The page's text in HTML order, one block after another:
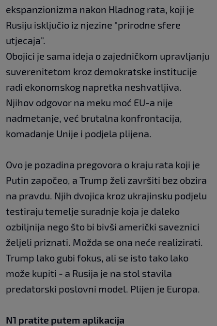
ekspanzionizma nakon Hladnog rata, koji je
Rusiju isključio iz njezine "prirodne sfere
utjecaja".
Obojici je sama ideja o zajedničkom upravljanju
suverenitetom kroz demokratske institucije
radi ekonomskog napretka neshvatljiva.
Njihov odgovor na meku moć EU-a nije
nadmetanje, već brutalna konfrontacija,
komadanje Unije i podjela plijena.
Ovo je pozadina pregovora o kraju rata koji je
Putin započeo, a Trump želi završiti bez obzira
na pravdu. Njih dvojica kroz ukrajinsku podjelu
testiraju temelje suradnje koja je daleko
ozbiljnija nego što bi bivši američki saveznici
željeli priznati. Možda se ona neće realizirati.
Trump lako gubi fokus, ali se isto tako lako
može kupiti - a Rusija je na stol stavila
predatorski poslovni model. Plijen je Europa.
N1 pratite putem aplikacija